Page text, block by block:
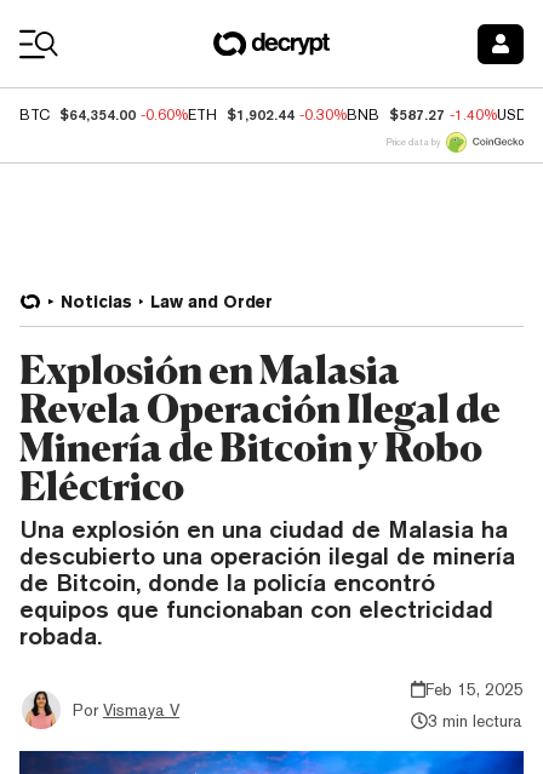
BTC $64,354.00 -0.60%ETH $1,902.44 -0.30%BNB $587.27 -1.40%USDC
Price data by
Noticias Law and Order
Explosión en Malasia
Revela Operación Ilegal de
Minería de Bitcoin y Robo
Eléctrico
Una explosión en una ciudad de Malasia ha
descubierto una operación ilegal de minería
de Bitcoin, donde la policía encontró
equipos que funcionaban con electricidad
robada.
Por Vismaya V
Feb 15, 2025
3 min lectura